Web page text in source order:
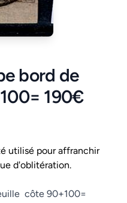
bord de
190€
utilisé pour affranchir
d'oblitération.
côte 90+100=